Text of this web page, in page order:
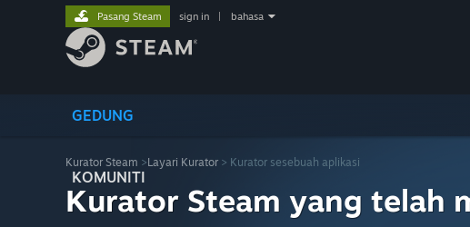
GEDUNG
KOMUNITI
Pasang Steam sign in bahasa
Kurator Steam >Layari Kurator > Kurator sesebuah aplikasi
Kurator Steam yang telah